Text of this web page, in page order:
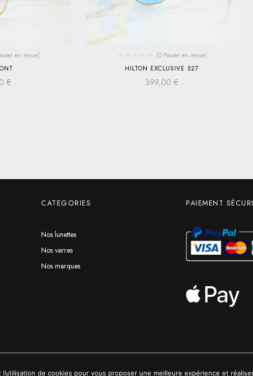
en revue)
€
(0 Passer en revue)
HILTON EXCLUSIVE 527
399,00 €
CATEGORIES
Nos lunettes
Nos verres
Nos marques
PAIEMENT
de cookies pour vous proposer une meilleure expérience et